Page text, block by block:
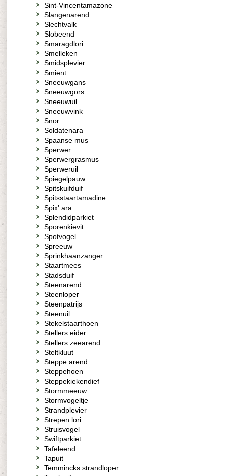
Sint-Vincentamazone
Slangenarend
Slechtvalk
Slobeend
Smaragdlori
Smelleken
Smidsplevier
Smient
Sneeuwgans
Sneeuwgors
Sneeuwuil
Sneeuwvink
Snor
Soldatenara
Spaanse mus
Sperwer
Sperwergrasmus
Sperweruil
Spiegelpauw
Spitskuifduif
Spitsstaartamadine
Spix' ara
Splendidparkiet
Sporenkievit
Spotvogel
Spreeuw
Sprinkhaanzanger
Staartmees
Stadsduif
Steenarend
Steenloper
Steenpatrijs
Steenuil
Stekelstaarthoen
Stellers eider
Stellers zeearend
Steltkluut
Steppe arend
Steppehoen
Steppekiekendief
Stormmeeuw
Stormvogeltje
Strandplevier
Strepen lori
Struisvogel
Swiftparkiet
Tafeleend
Tapuit
Temmincks strandloper